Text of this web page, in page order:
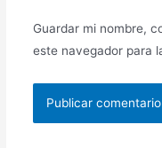
Guardar mi nombre,
este navegador para